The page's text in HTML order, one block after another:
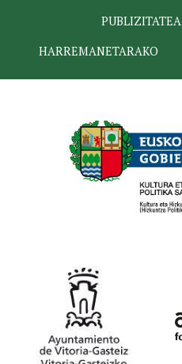
PUBLIZITATEA
HARREMANETARAKO